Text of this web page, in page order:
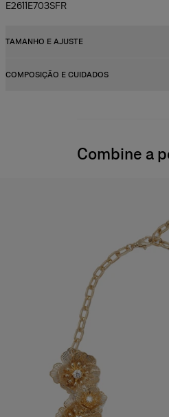
E2611E703SFR
TAMANHO E AJUSTE
Corte justo até a cintura, longo
COMPOSIÇÃO E CUIDADOS
Lave somente a secoCombine a